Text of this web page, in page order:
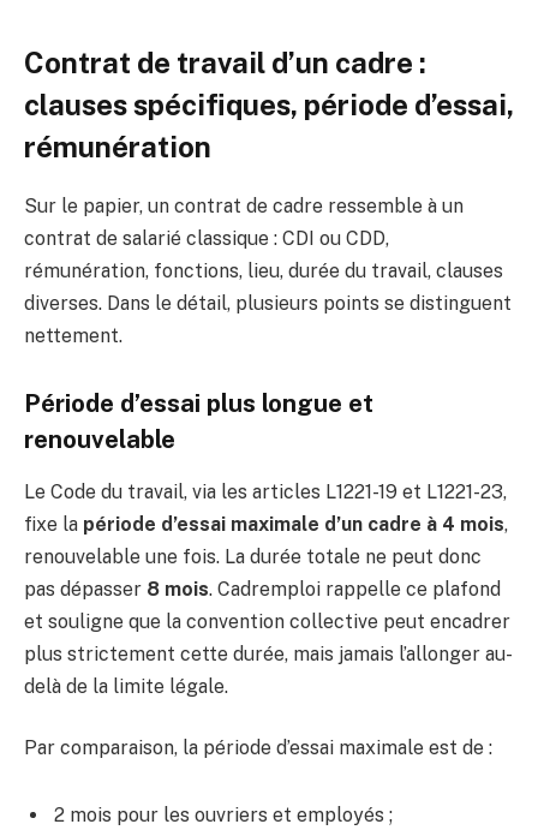
Contrat de travail d’un cadre :
clauses spécifiques, période d’essai,
rémunération
Sur le papier, un contrat de cadre ressemble à un
contrat de salarié classique : CDI ou CDD,
rémunération, fonctions, lieu, durée du travail, clauses
diverses. Dans le détail, plusieurs points se distinguent
nettement.
Période d’essai plus longue et
renouvelable
Le Code du travail, via les articles L1221-19 et L1221-23,
fixe la période d’essai maximale d’un cadre à 4 mois,
renouvelable une fois. La durée totale ne peut donc
pas dépasser 8 mois. Cadremploi rappelle ce plafond
et souligne que la convention collective peut encadrer
plus strictement cette durée, mais jamais l’allonger au-
delà de la limite légale.
Par comparaison, la période d’essai maximale est de :
2 mois pour les ouvriers et employés ;